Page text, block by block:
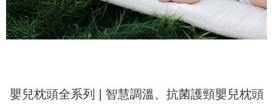
嬰兒枕頭全系列 | 智慧調溫、抗菌護頸嬰兒枕頭